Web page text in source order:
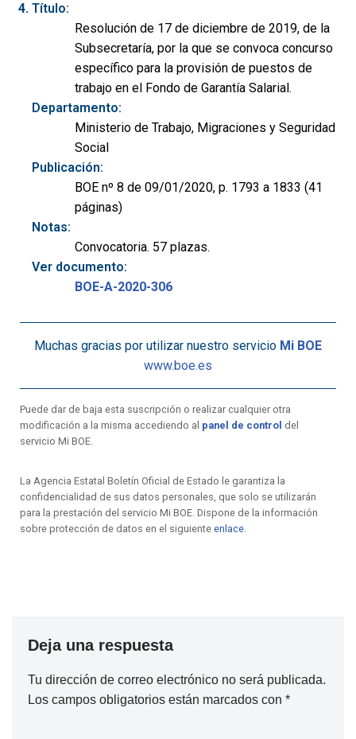
Título:
Resolución de 17 de diciembre de 2019, de la
Subsecretaría, por la que se convoca concurso
específico para la provisión de puestos de
trabajo en el Fondo de Garantía Salarial.
Departamento:
Ministerio de Trabajo, Migraciones y Seguridad
Social
Publicación:
BOE nº 8 de 09/01/2020, p. 1793 a 1833 (41
páginas)
Notas:
Convocatoria. 57 plazas.
Ver documento:
BOE-A-2020-306
Muchas gracias por utilizar nuestro servicio Mi BOE
www.boe.es
Puede dar de baja esta suscripción o realizar cualquier otra
modificación a la misma accediendo al panel de control del
servicio Mi BOE.
La Agencia Estatal Boletín Oficial de Estado le garantiza la
confidencialidad de sus datos personales, que solo se utilizarán
para la prestación del servicio Mi BOE. Dispone de la información
sobre protección de datos en el siguiente enlace.
Deja una respuesta
Tu dirección de correo electrónico no será publicada.
Los campos obligatorios están marcados con *